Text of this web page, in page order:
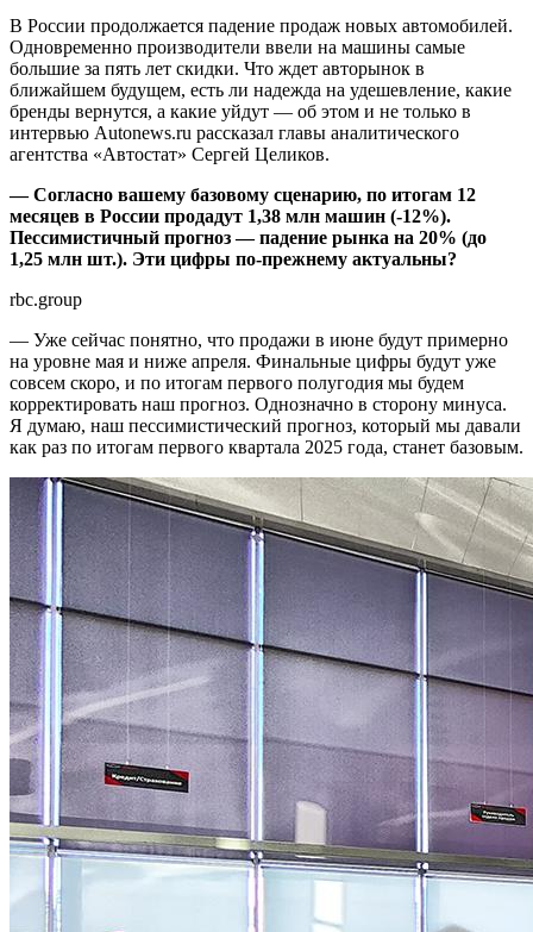
В России продолжается падение продаж новых автомобилей.
Одновременно производители ввели на машины самые
большие за пять лет скидки. Что ждет авторынок в
ближайшем будущем, есть ли надежда на удешевление, какие
бренды вернутся, а какие уйдут — об этом и не только в
интервью Autonews.ru рассказал главы аналитического
агентства «Автостат» Сергей Целиков.
— Согласно вашему базовому сценарию, по итогам 12
месяцев в России продадут 1,38 млн машин (-12%).
Пессимистичный прогноз — падение рынка на 20% (до
1,25 млн шт.). Эти цифры по-прежнему актуальны?
rbc.group
— Уже сейчас понятно, что продажи в июне будут примерно
на уровне мая и ниже апреля. Финальные цифры будут уже
совсем скоро, и по итогам первого полугодия мы будем
корректировать наш прогноз. Однозначно в сторону минуса.
Я думаю, наш пессимистический прогноз, который мы давали
как раз по итогам первого квартала 2025 года, станет базовым.